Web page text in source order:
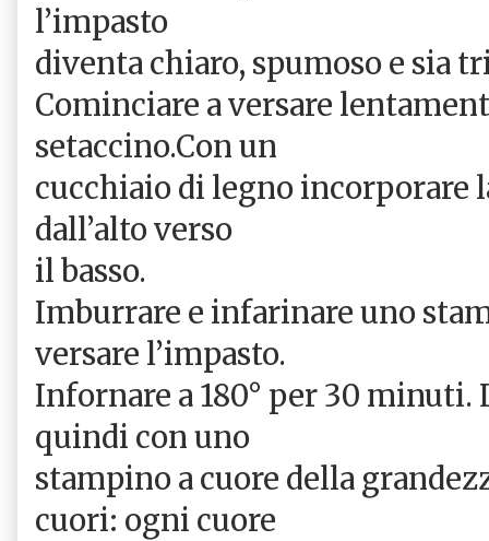
l’impasto
diventa chiaro, spumoso e sia
Cominciare a versare
setaccino.Con un
cucchiaio di legno incorporare
dall’alto verso
il basso.
Imburrare e infarinare uno
versare l’impasto.
Infornare a 180° per 30 minuti.
quindi con uno
stampino a cuore della
cuori: ogni cuore